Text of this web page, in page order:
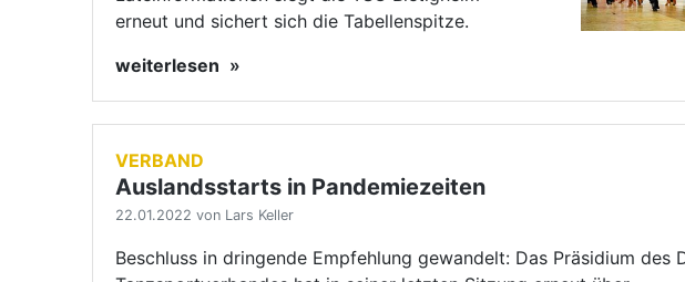
weiterlesen
1 2 3 nächste